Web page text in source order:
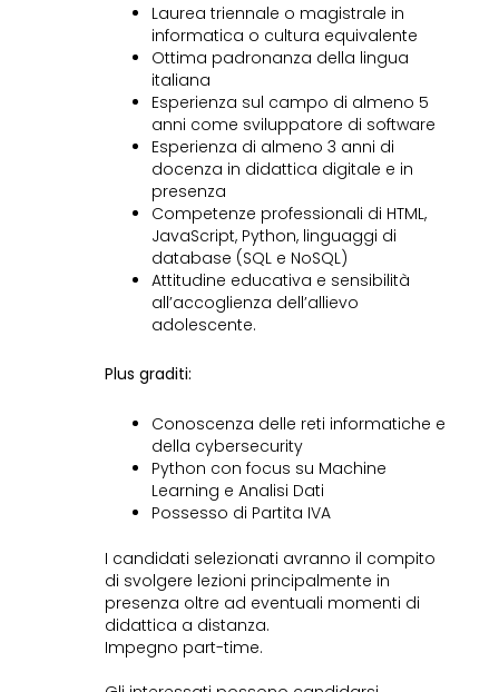
Laurea triennale o magistrale in
informatica o cultura equivalente
Ottima padronanza della lingua
italiana
Esperienza sul campo di almeno 5
anni come sviluppatore di software
Esperienza di almeno 3 anni di
docenza in didattica digitale e in
presenza
Competenze professionali di HTML,
JavaScript, Python, linguaggi di
database (SQL e NoSQL)
Attitudine educativa e sensibilità
all’accoglienza dell’allievo
adolescente.
Plus graditi:
Conoscenza delle reti informatiche e
della cybersecurity
Python con focus su Machine
Learning e Analisi Dati
Possesso di Partita IVA
I candidati selezionati avranno il compito
di svolgere lezioni principalmente in
presenza oltre ad eventuali momenti di
didattica a distanza.
Impegno part-time.